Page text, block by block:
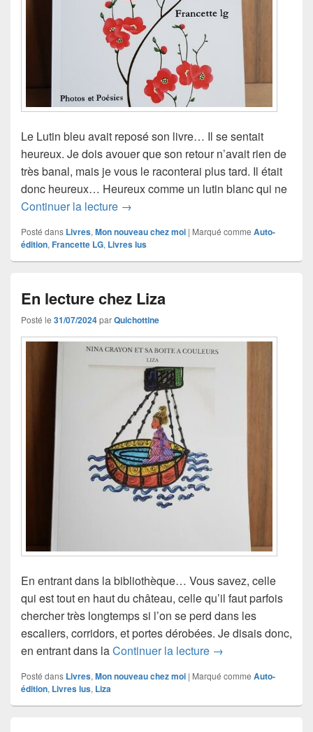
Le Lutin bleu avait reposé son livre… Il se sentait
heureux. Je dois avouer que son retour n’avait rien de
très banal, mais je vous le raconterai plus tard. Il était
donc heureux… Heureux comme un lutin blanc qui ne
Continuer la lecture Rêver avec Francette lg
→
Posté dans Livres,Mon nouveau chez moi | Marqué comme Auto-
édition,Francette LG, Livres lus
En lecture chez Liza
Posté le 31/07/2024parQuichottine
En entrant dans la bibliothèque… Vous savez, celle
qui est tout en haut du château, celle qu’il faut parfois
chercher très longtemps si l’on se perd dans les
escaliers, corridors, et portes dérobées. Je disais donc,
en entrant dans laContinuer la lecture En lecture chez Liza
→
Posté dans Livres, Mon nouveau chez moi | Marqué comme Auto-
édition, Livres lus, Liza